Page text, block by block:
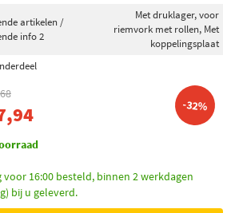
artikelen /
info 2
Met druklager, voor
riemvork met rollen, Met
koppelingsplaat
-32%
voor 16:00 besteld, binnen 2 werkdagen
bij u geleverd.